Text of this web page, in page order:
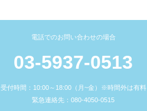
電話でのお問い合わせの場合
03-5937-0513
受付時間：10:00～18:00（月~金）※時間外は有料
緊急連絡先：080-4050-0515